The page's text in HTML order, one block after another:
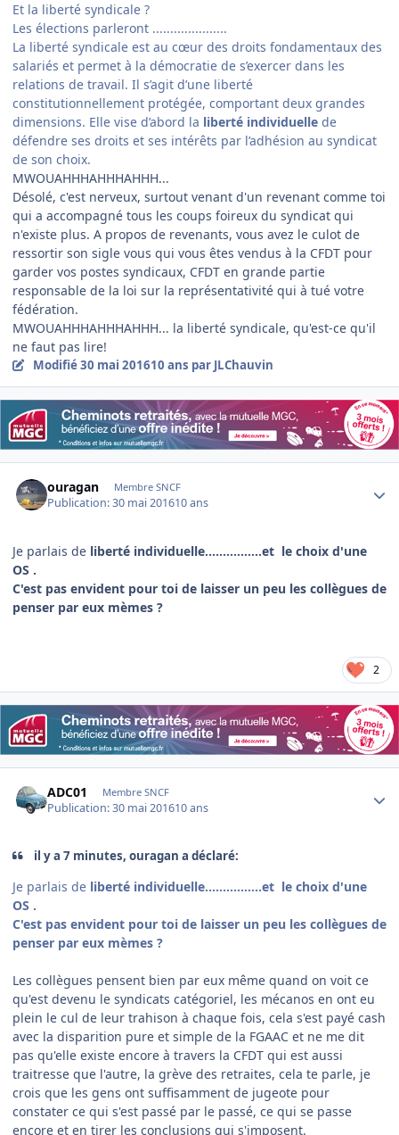
Et la liberté syndicale ?
Les élections parleront .....................
La liberté syndicale est au cœur des droits fondamentaux des
salariés et permet à la démocratie de s’exercer dans les
relations de travail. Il s’agit d’une liberté
constitutionnellement protégée, comportant deux grandes
dimensions. Elle vise d’abord la liberté individuelle de
défendre ses droits et ses intérêts par l’adhésion au syndicat
de son choix.
MWOUAHHHAHHHAHHH...
Désolé, c'est nerveux, surtout venant d'un revenant comme toi
qui a accompagné tous les coups foireux du syndicat qui
n'existe plus. A propos de revenants, vous avez le culot de
ressortir son sigle vous qui vous êtes vendus à la CFDT pour
garder vos postes syndicaux, CFDT en grande partie
responsable de la loi sur la représentativité qui à tué votre
fédération.
MWOUAHHHAHHHAHHH... la liberté syndicale, qu'est-ce qu'il
ne faut pas lire!
Modifié30 mai 201610 ans par JLChauvin
ouragan Membre SNCF
Publication:30 mai 201610 ans
Je parlais de liberté individuelle................et le choix d'une
OS .
C'est pas envident pour toi de laisser un peu les collègues de
penser par eux mèmes ?
2
ADC01 Membre SNCF
Publication:30 mai 201610 ans
il y a 7 minutes, ouragan a déclaré:
Je parlais de liberté individuelle................et le choix d'une
OS .
C'est pas envident pour toi de laisser un peu les collègues de
penser par eux mèmes ?
Les collègues pensent bien par eux même quand on voit ce
qu'est devenu le syndicats catégoriel, les mécanos en ont eu
plein le cul de leur trahison à chaque fois, cela s'est payé cash
avec la disparition pure et simple de la FGAAC et ne me dit
pas qu'elle existe encore à travers la CFDT qui est aussi
traitresse que l'autre, la grève des retraites, cela te parle, je
crois que les gens ont suffisamment de jugeote pour
constater ce qui s'est passé par le passé, ce qui se passe
encore et en tirer les conclusions qui s'imposent.